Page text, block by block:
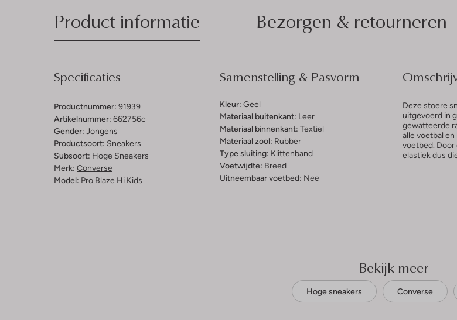
Product informatie Bezorgen & retourneren
Specificaties
Productnummer: 91939
Artikelnummer: 662756c
Gender: Jongens
Productsoort: Sneakers
Subsoort: Hoge Sneakers
Merk: Converse
Model: Pro Blaze Hi Kids
Samenstelling & Pasvorm
Kleur: Geel
Materiaal buitenkant: Leer
Materiaal binnenkant: Textiel
Materiaal zool: Rubber
Type sluiting: Klittenband
Voetwijdte: Breed
Uitneembaar voetbed: Nee
Deze stoere
uitgevoerd in
gewatteerde
alle voetbal
voetbed. Door
elastiek dus
Bekijk meer
Hoge sneakers Converse